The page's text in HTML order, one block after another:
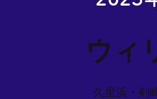
ウィ
久里浜・剣